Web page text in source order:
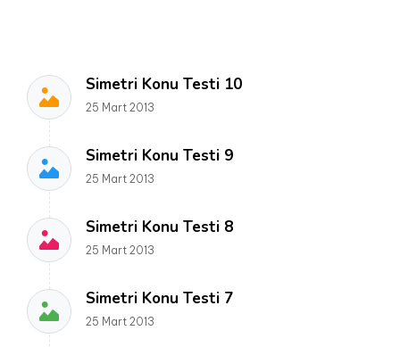
Simetri Konu Testi 10
25 Mart 2013
Simetri Konu Testi 9
25 Mart 2013
Simetri Konu Testi 8
25 Mart 2013
Simetri Konu Testi 7
25 Mart 2013